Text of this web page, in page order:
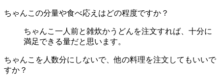
ちゃんこの分量や食べ応えはどの程度ですか？
ちゃんこ一人前と雑炊かうどんを注文すれば、十分に
満足できる量だと思います。
ちゃんこを人数分にしないで、他の料理を注文してもいいで
すか？